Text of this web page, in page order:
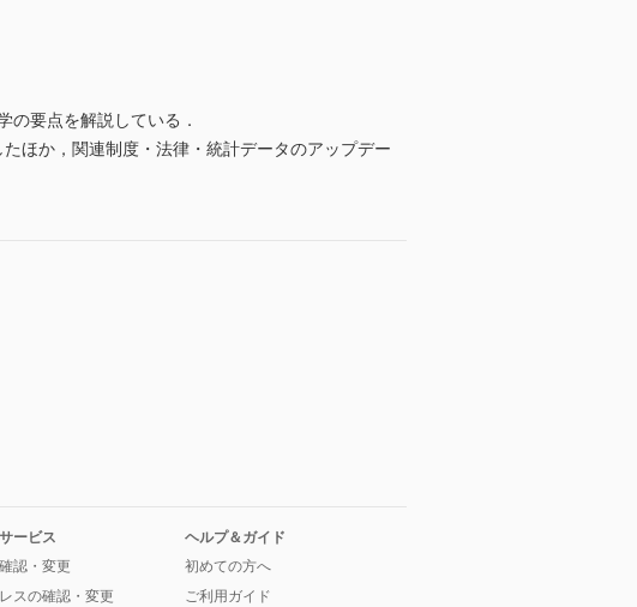
の要点を解説している．
ほか，関連制度・法律・統計データのアップデー
ービス
認・変更
スの確認・変更
ヘルプ＆ガイド
初めての方へ
ご利用ガイド